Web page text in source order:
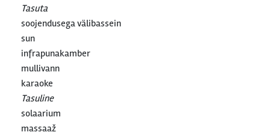
Tasuta
soojendusega välibassein
sun
infrapunakamber
mullivann
karaoke
Tasuline
solaarium
massaaž